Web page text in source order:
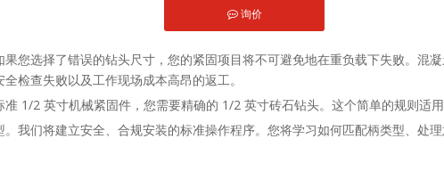
询价
您选择了错误的钻头尺寸，您的紧固项目将不可避免地在重负载下失败。混
检查失败以及工作现场成本高昂的返工。
1/2 英寸机械紧固件，您需要精确的 1/2 英寸砖石钻头。这个简单的规则适用
我们将建立安全、合规安装的标准操作程序。您将学习如何匹配柄类型、处